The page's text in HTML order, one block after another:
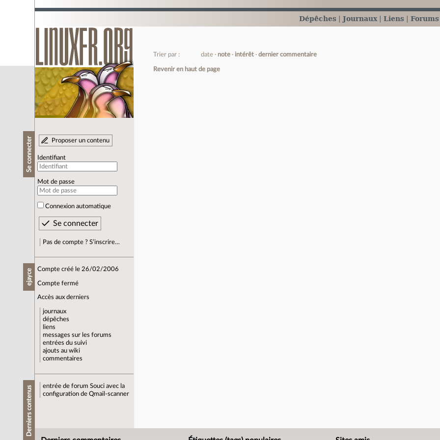
Dépêches Journaux Liens Forums
Se connecter Proposer un contenu
Identifiant
Mot de passe
Connexion automatique
Pas de compte ? S’inscrire…
ejayce Compte créé le 26/02/2006
Compte fermé
Accès aux derniers
journaux
dépêches
liens
messages sur les forums
entrées du suivi
ajouts au wiki
commentaires
Derniers contenus entrée de forum Souci avec la
configuration de Qmail-scanner
Trier par : date note intérêt dernier commentaire
Revenir en haut de page